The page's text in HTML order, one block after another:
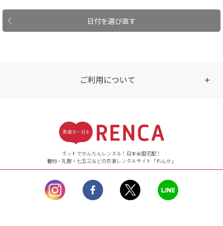
日付を選び直す
ご利用について
【ご注文（インターネット）】
24時間年中無休
【お問い合わせ窓口（メー
ル）】10:00~17:00
土曜日、日曜日、臨
時休業日を除く。
営業時間外にいただ
ネットでかんたんレンタル！日本全国宅配！
着物・礼服・七五三などの衣装レンタルサイト「れんか」